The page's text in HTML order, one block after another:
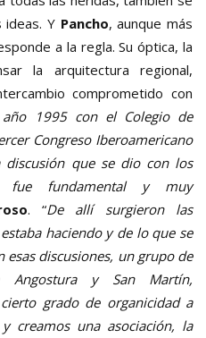
ideas. Y Pancho, aunque más
a la regla. Su óptica, la
la arquitectura regional,
comprometido con
año 1995 con el Colegio de
Congreso Iberoamericano
discusión que se dio con los
fue fundamental y muy
. “De allí surgieron las
haciendo y de lo que se
esas discusiones, un grupo de
Angostura y San Martín,
grado de organicidad a
creamos una asociación, la